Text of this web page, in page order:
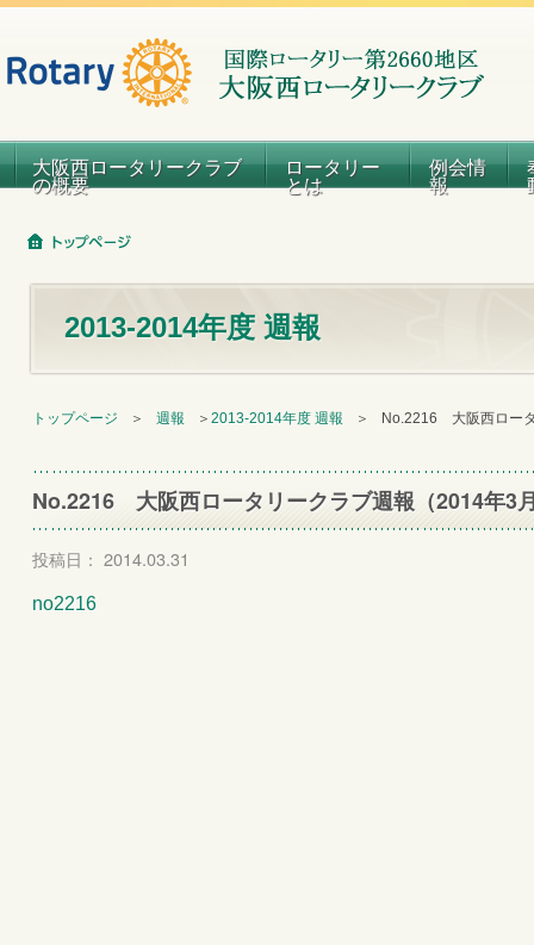
大阪西ロータリークラブ
の概要
ロータリー
とは
例会情
報
2013-2014年度 週報
トップページ ＞ 週報 ＞ 2013-2014年度 週報 ＞ No.2216 大阪西ロー
No.2216 大阪西ロータリークラブ週報（2014年3
投稿日： 2014.03.31
no2216